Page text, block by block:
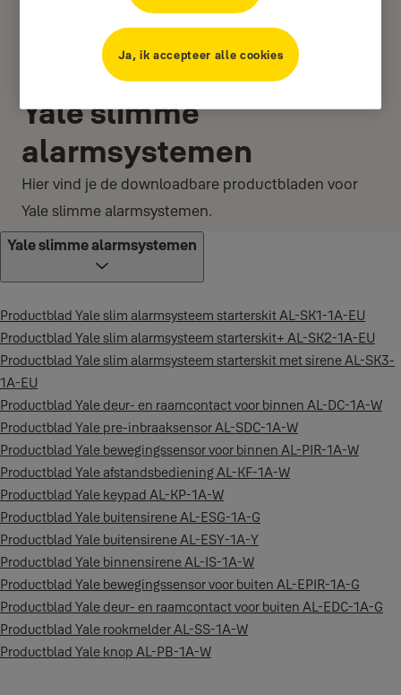
Yale slimme
alarmsystemen
Hier vind je de downloadbare productbladen voor
Yale slimme alarmsystemen.
Yale slimme alarmsystemen
Productblad Yale slim alarmsysteem starterskit AL-SK1-1A-EU
Productblad Yale slim alarmsysteem starterskit+ AL-SK2-1A-EU
Productblad Yale slim alarmsysteem starterskit met sirene AL-SK3-
1A-EU
Productblad Yale deur- en raamcontact voor binnen AL-DC-1A-W
Productblad Yale pre-inbraaksensor AL-SDC-1A-W
Productblad Yale bewegingssensor voor binnen AL-PIR-1A-W
Productblad Yale afstandsbediening AL-KF-1A-W
Productblad Yale keypad AL-KP-1A-W
Productblad Yale buitensirene AL-ESG-1A-G
Productblad Yale buitensirene AL-ESY-1A-Y
Productblad Yale binnensirene AL-IS-1A-W
Productblad Yale bewegingssensor voor buiten AL-EPIR-1A-G
Productblad Yale deur- en raamcontact voor buiten AL-EDC-1A-G
Productblad Yale rookmelder AL-SS-1A-W
Productblad Yale knop AL-PB-1A-W
Ja, ik accepteer alle cookies